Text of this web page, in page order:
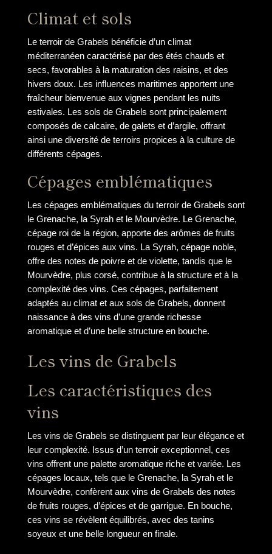
Climat et sols
Le terroir de Grabels bénéficie d’un climat
méditerranéen caractérisé par des étés chauds et
secs, favorables à la maturation des raisins, et des
hivers doux. Les influences maritimes apportent une
fraîcheur bienvenue aux vignes pendant les nuits
estivales. Les sols de Grabels sont principalement
composés de calcaire, de galets et d’argile, offrant
ainsi une diversité de terroirs propices à la culture de
différents cépages.
Cépages emblématiques
Les cépages emblématiques du terroir de Grabels sont
le Grenache, la Syrah et le Mourvèdre. Le Grenache,
cépage roi de la région, apporte des arômes de fruits
rouges et d’épices aux vins. La Syrah, cépage noble,
offre des notes de poivre et de violette, tandis que le
Mourvèdre, plus corsé, contribue à la structure et à la
complexité des vins. Ces cépages, parfaitement
adaptés au climat et aux sols de Grabels, donnent
naissance à des vins d’une grande richesse
aromatique et d’une belle structure en bouche.
Les vins de Grabels
Les caractéristiques des
vins
Les vins de Grabels se distinguent par leur élégance et
leur complexité. Issus d’un terroir exceptionnel, ces
vins offrent une palette aromatique riche et variée. Les
cépages locaux, tels que le Grenache, la Syrah et le
Mourvèdre, confèrent aux vins de Grabels des notes
de fruits rouges, d’épices et de garrigue. En bouche,
ces vins se révèlent équilibrés, avec des tanins
soyeux et une belle longueur en finale.